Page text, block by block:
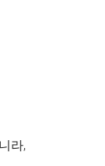
라,